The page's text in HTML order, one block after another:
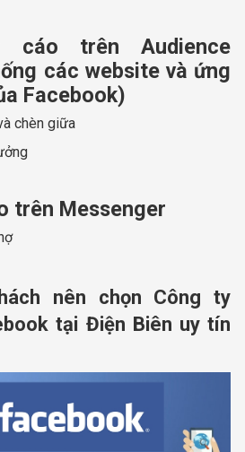
trên Audience
các website và ứng
Facebook)
chèn giữa
trên Messenger
nên chọn Công ty
tại Điện Biên uy tín